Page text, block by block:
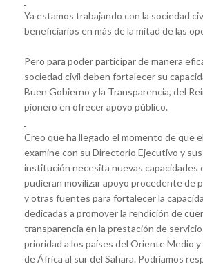
Ya estamos trabajando con la sociedad
beneficiarios en más de la mitad de las
Pero para poder participar de manera
sociedad civil deben fortalecer su
Buen Gobierno y la Transparencia, del
pionero en ofrecer apoyo público.
Creo que ha llegado el momento de que
examine con su Directorio Ejecutivo y
institución necesita nuevas capacidades
pudieran movilizar apoyo procedente de
y otras fuentes para fortalecer la
dedicadas a promover la rendición de
transparencia en la prestación de
prioridad a los países del Oriente Medio
de África al sur del Sahara. Podríamos